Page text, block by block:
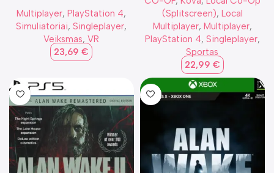
Multiplayer,PlayStation 4,
Simuliatoriai,Singleplayer,
Veiksmas,VR
23,69€
(Splitscreen), Local
Multiplayer, Multiplayer,
PlayStation 4, Singleplayer,
Sportas
22,99 €